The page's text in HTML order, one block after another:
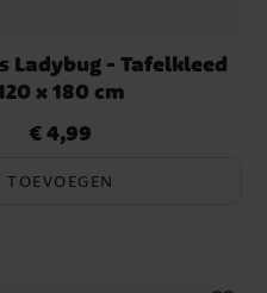
Ladybug - Tafelkleed
x 180 cm
Prijs:€ 4,99
€ 4,99
TOEVOEGEN